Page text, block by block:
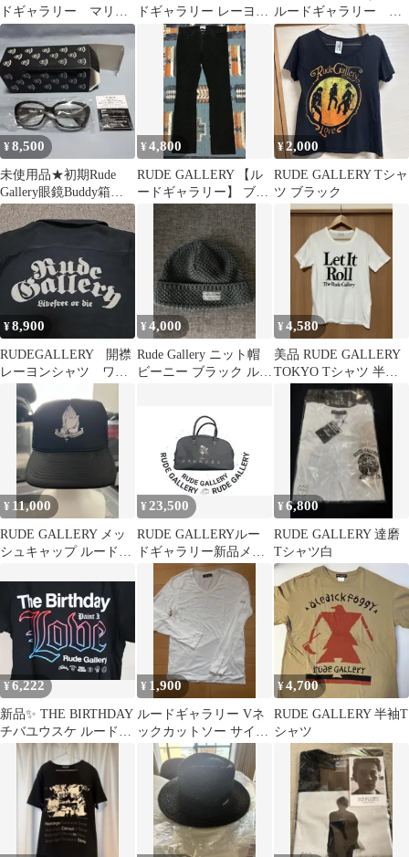
ドギャラリー マリア
総柄 アロハシャツ
ドギャラリー レーヨン
スカル 刺繍 開襟シャツ
ルードギャラリー
RUDE ALLERY Tシャ
ツ
¥8,500
未使用品★初期Rude
Gallery眼鏡Buddy箱本
体のみ ルードギャラリ
ー
¥4,800
RUDE GALLERY 【ル
ードギャラリー】 ブー
ツカット コーデュロイ
パンツ
¥2,000
RUDE GALLERY Tシャ
ツ ブラック
¥8,900
RUDEGALLERY 開襟
レーヨンシャツ ワコ
マリア
¥4,000
Rude Gallery ニット帽
ビーニー ブラック ルー
¥4,580
美品 RUDE GALLERY
TOKYO Tシャツ 半袖
ルードギャラリー
¥ 11,000
RUDE GALLERY メッ
シュキャップ ルードギ
¥ 23,500
RUDE GALLERYルー
ドギャラリー新品メン
ズボストンバック
¥6,800
RUDE GALLERY 達磨
Tシャツ白
¥6,222
新品✨ THE BIRTHDAY
チバユウスケ ルードギ
ャラリー タワレコ
¥ 1,900
ルードギャラリー Vネ
ックカットソー サイズ
¥4,700
RUDE GALLERY 半袖T
シャツ